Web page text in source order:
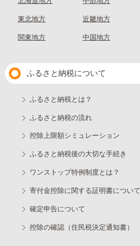
東北地方
関東地方
近畿地方
中国地方
ふるさと納税について
ふるさと納税とは？
ふるさと納税の流れ
控除上限額シミュレーション
ふるさと納税後の大切な手続き
ワンストップ特例制度とは？
寄付金控除に関する証明書について
確定申告について
控除の確認（住民税決定通知書）